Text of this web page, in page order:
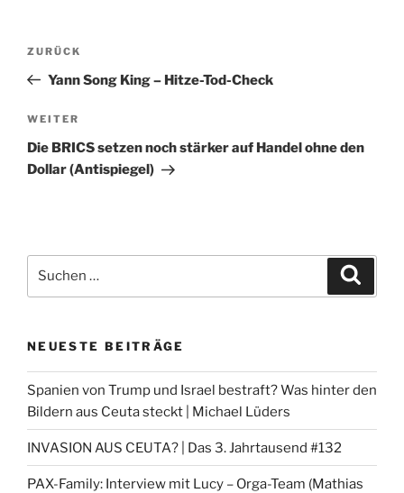
Beitragsnavigation
Vorheriger
Beitrag
ZURÜCK
Yann Song King – Hitze-Tod-Check
Nächster
Beitrag
WEITER
Die BRICS setzen noch stärker auf Handel ohne den
Dollar (Antispiegel)
nach:
NEUESTE BEITRÄGE
Spanien von Trump und Israel bestraft? Was hinter den
Bildern aus Ceuta steckt | Michael Lüders
INVASION AUS CEUTA? | Das 3. Jahrtausend #132
PAX-Family: Interview mit Lucy – Orga-Team (Mathias